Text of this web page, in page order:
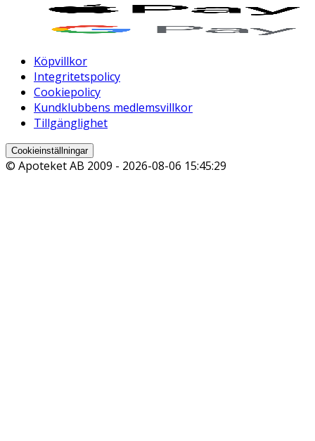
Köpvillkor
Integritetspolicy
Cookiepolicy
Kundklubbens medlemsvillkor
Tillgänglighet
Cookieinställningar
© Apoteket AB 2009 - 2026-08-06 15:45:29